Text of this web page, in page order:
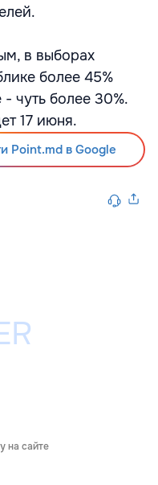
в выборах
более 45%
чуть более 30%.
17 июня.
Point.md в Google
на сайте